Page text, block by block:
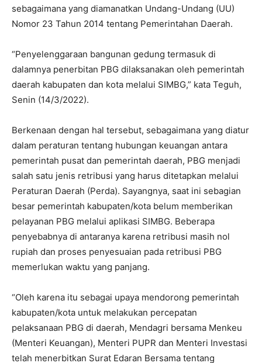
sebagaimana yang diamanatkan Undang-Undang (UU)
Nomor 23 Tahun 2014 tentang Pemerintahan Daerah.
“Penyelenggaraan bangunan gedung termasuk di
dalamnya penerbitan PBG dilaksanakan oleh pemerintah
daerah kabupaten dan kota melalui SIMBG,” kata Teguh,
Senin (14/3/2022).
Berkenaan dengan hal tersebut, sebagaimana yang diatur
dalam peraturan tentang hubungan keuangan antara
pemerintah pusat dan pemerintah daerah, PBG menjadi
salah satu jenis retribusi yang harus ditetapkan melalui
Peraturan Daerah (Perda). Sayangnya, saat ini sebagian
besar pemerintah kabupaten/kota belum memberikan
pelayanan PBG melalui aplikasi SIMBG. Beberapa
penyebabnya di antaranya karena retribusi masih nol
rupiah dan proses penyesuaian pada retribusi PBG
memerlukan waktu yang panjang.
“Oleh karena itu sebagai upaya mendorong pemerintah
kabupaten/kota untuk melakukan percepatan
pelaksanaan PBG di daerah, Mendagri bersama Menkeu
(Menteri Keuangan), Menteri PUPR dan Menteri Investasi
telah menerbitkan Surat Edaran Bersama tentang